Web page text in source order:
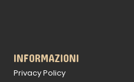
INFORMAZIONI
Privacy Policy